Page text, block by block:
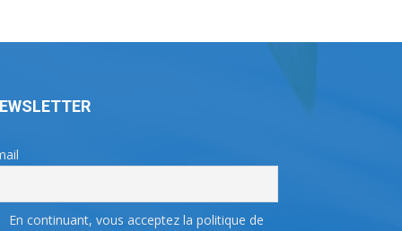
En continuant, vous acceptez la politique de